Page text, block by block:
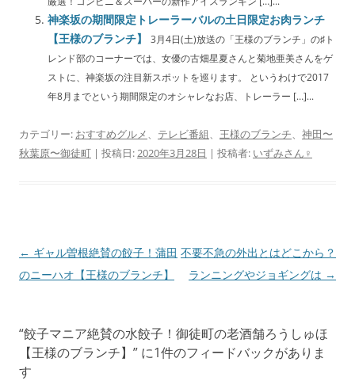
神楽坂の期間限定トレーラーバルの土日限定お肉ランチ
【王様のブランチ】
3月4日(土)放送の「王様のブランチ」の♯ト
レンド部のコーナーでは、女優の古畑星夏さんと菊地亜美さんをゲ
ストに、神楽坂の注目新スポットを巡ります。 というわけで2017
年8月までという期間限定のオシャレなお店、トレーラー […]...
カテゴリー: おすすめグルメ、 テレビ番組、 王様のブランチ、 神田〜
秋葉原〜御徒町 | 投稿日:2020年3月28日 | 投稿者: いずみさん♀
投
稿
ゲ
ー
← ギャル曽根絶賛の餃子！蒲田
のニーハオ【王様のブランチ】
不要不急の外出とはどこから？
ランニングやジョギングは →
“餃子マニア絶賛の水餃子！御徒町の老酒舗ろうしゅほ
【王様のブランチ】 ” に1件のフィードバックがありま
す